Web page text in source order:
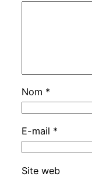
Nom *
E-mail *
Site web